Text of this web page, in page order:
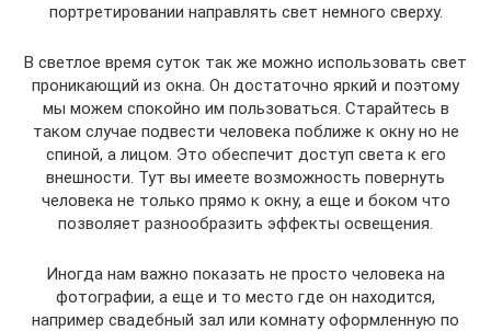
портретировании направлять свет немного сверху.
В светлое время суток так же можно использовать свет
проникающий из окна. Он достаточно яркий и поэтому
мы можем спокойно им пользоваться. Старайтесь в
таком случае подвести человека поближе к окну но не
спиной, а лицом. Это обеспечит доступ света к его
внешности. Тут вы имеете возможность повернуть
человека не только прямо к окну, а еще и боком что
позволяет разнообразить эффекты освещения.
Иногда нам важно показать не просто человека на
фотографии, а еще и то место где он находится,
например свадебный зал или комнату оформленную по